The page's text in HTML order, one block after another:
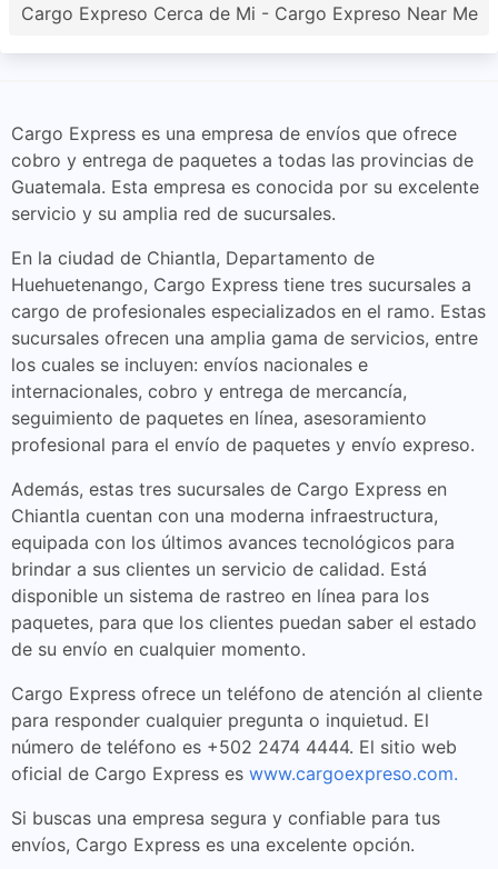
Cargo Expreso Cerca de Mi - Cargo Expreso Near Me
Cargo Express es una empresa de envíos que ofrece
cobro y entrega de paquetes a todas las provincias de
Guatemala. Esta empresa es conocida por su excelente
servicio y su amplia red de sucursales.
En la ciudad de Chiantla, Departamento de
Huehuetenango, Cargo Express tiene tres sucursales a
cargo de profesionales especializados en el ramo. Estas
sucursales ofrecen una amplia gama de servicios, entre
los cuales se incluyen: envíos nacionales e
internacionales, cobro y entrega de mercancía,
seguimiento de paquetes en línea, asesoramiento
profesional para el envío de paquetes y envío expreso.
Además, estas tres sucursales de Cargo Express en
Chiantla cuentan con una moderna infraestructura,
equipada con los últimos avances tecnológicos para
brindar a sus clientes un servicio de calidad. Está
disponible un sistema de rastreo en línea para los
paquetes, para que los clientes puedan saber el estado
de su envío en cualquier momento.
Cargo Express ofrece un teléfono de atención al cliente
para responder cualquier pregunta o inquietud. El
número de teléfono es +502 2474 4444. El sitio web
oficial de Cargo Express es www.cargoexpreso.com.
Si buscas una empresa segura y confiable para tus
envíos, Cargo Express es una excelente opción.